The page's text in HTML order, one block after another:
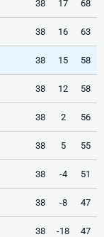
38 17 68
38 16 63
38 15 58
38 12 58
38 2 56
38 5 55
38 -4 51
38 -8 47
38 -18 47